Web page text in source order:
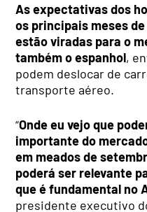
As expectativas dos
os principais meses
estão viradas para o
também o espanhol,
podem deslocar de
transporte aéreo.
“Onde eu vejo que
importante do
em meados de
poderá ser relevante
que é fundamental no
presidente executivo